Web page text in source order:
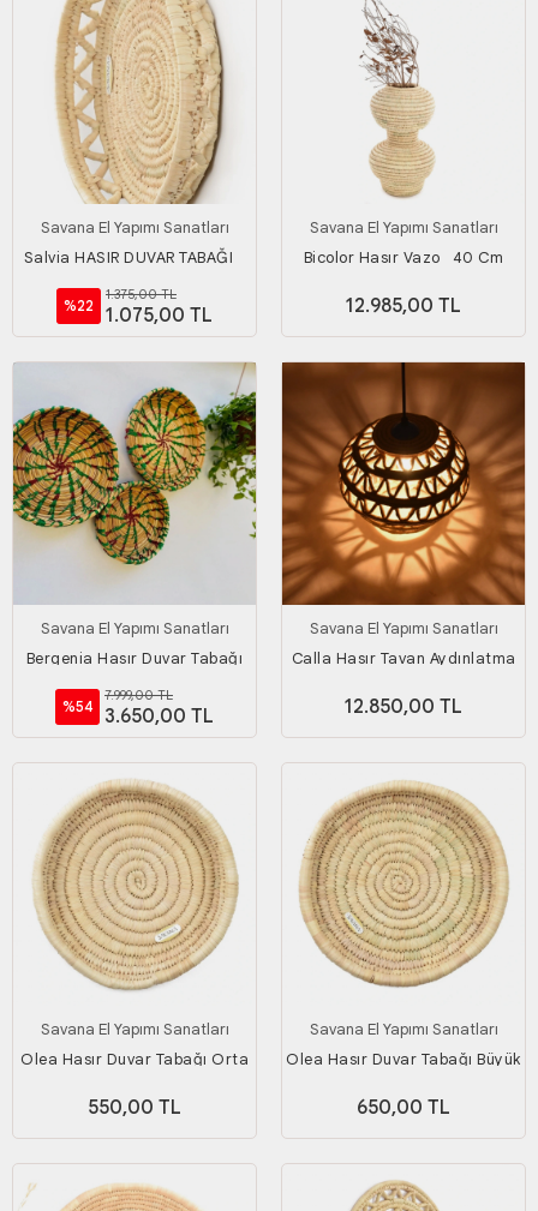
Savana El Yapımı Sanatları
Salvia HASIR DUVAR TABAĞI _
%22
1.375,00 TL
1.075,00 TL
Savana El Yapımı Sanatları
Bicolor Hasır Vazo_ 40 Cm
12.985,00 TL
Savana El Yapımı Sanatları
Bergenia Hasır Duvar Tabağı
Seti_ Kırmızı-yeşil-kahverengi
%54
7.999,00 TL
3.650,00 TL
Savana El Yapımı Sanatları
Calla Hasır Tavan Aydınlatma
12.850,00 TL
Savana El Yapımı Sanatları
Olea Hasır Duvar Tabağı Orta
550,00 TL
Savana El Yapımı Sanatları
Olea Hasır Duvar Tabağı Büyük
650,00 TL